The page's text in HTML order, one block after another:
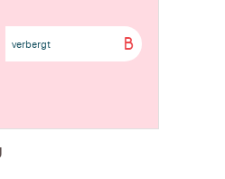
B
verbergt